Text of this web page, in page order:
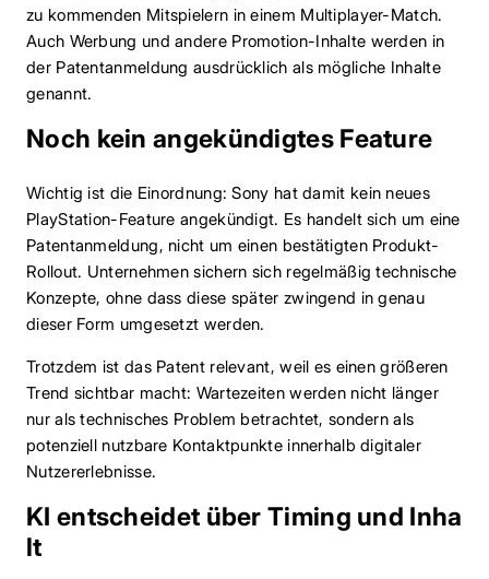
zu kommenden Mitspielern in einem Multiplayer-Match.
Auch Werbung und andere Promotion-Inhalte werden in
der Patentanmeldung ausdrücklich als mögliche Inhalte
genannt.
Noch kein angekündigtes Feature
Wichtig ist die Einordnung: Sony hat damit kein neues
PlayStation-Feature angekündigt. Es handelt sich um eine
Patentanmeldung, nicht um einen bestätigten Produkt-
Rollout. Unternehmen sichern sich regelmäßig technische
Konzepte, ohne dass diese später zwingend in genau
dieser Form umgesetzt werden.
Trotzdem ist das Patent relevant, weil es einen größeren
Trend sichtbar macht: Wartezeiten werden nicht länger
nur als technisches Problem betrachtet, sondern als
potenziell nutzbare Kontaktpunkte innerhalb digitaler
Nutzererlebnisse.
KI entscheidet über Timing und Inha
lt